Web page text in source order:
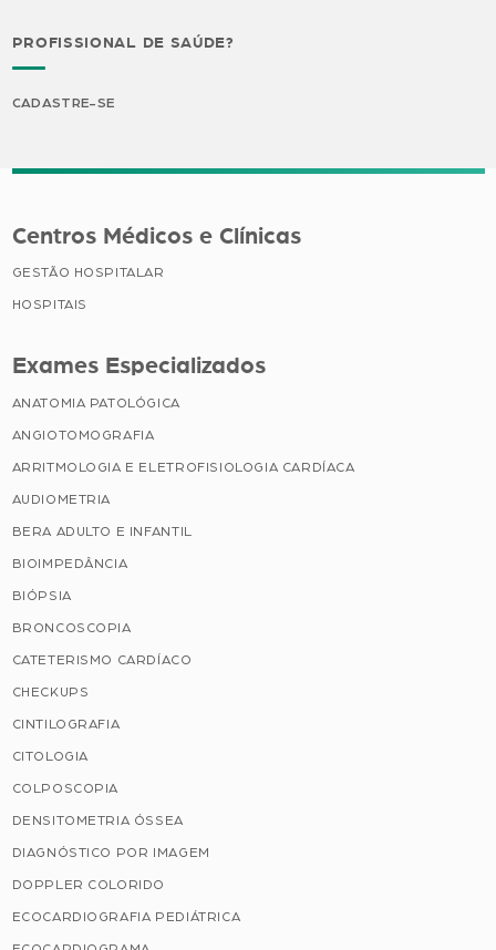
PROFISSIONAL DE SAÚDE?
CADASTRE-SE
Centros Médicos e Clínicas
GESTÃO HOSPITALAR
HOSPITAIS
Exames Especializados
ANATOMIA PATOLÓGICA
ANGIOTOMOGRAFIA
ARRITMOLOGIA E ELETROFISIOLOGIA CARDÍACA
AUDIOMETRIA
BERA ADULTO E INFANTIL
BIOIMPEDÂNCIA
BIÓPSIA
BRONCOSCOPIA
CATETERISMO CARDÍACO
CHECKUPS
CINTILOGRAFIA
CITOLOGIA
COLPOSCOPIA
DENSITOMETRIA ÓSSEA
DIAGNÓSTICO POR IMAGEM
DOPPLER COLORIDO
ECOCARDIOGRAFIA PEDIÁTRICA